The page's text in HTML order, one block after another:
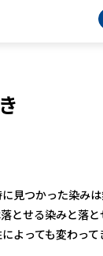
見つかった染み
とせる染みと落
よっても変わって